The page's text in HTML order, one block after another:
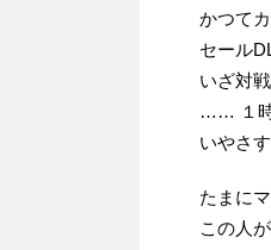
かつて
セール
いざ対戦
…… １時
いやさ
たまに
この人